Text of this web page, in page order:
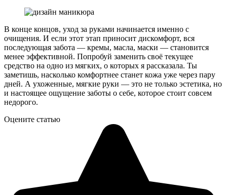
В конце концов, уход за руками начинается именно с
очищения. И если этот этап приносит дискомфорт, вся
последующая забота — кремы, масла, маски — становится
менее эффективной. Попробуй заменить своё текущее
средство на одно из мягких, о которых я рассказала. Ты
заметишь, насколько комфортнее станет кожа уже через пару
дней. А ухоженные, мягкие руки — это не только эстетика, но
и настоящее ощущение заботы о себе, которое стоит совсем
недорого.
Оцените статью